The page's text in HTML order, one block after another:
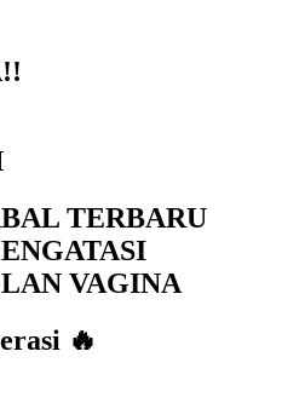
TERBARU
VAGINA
🔥